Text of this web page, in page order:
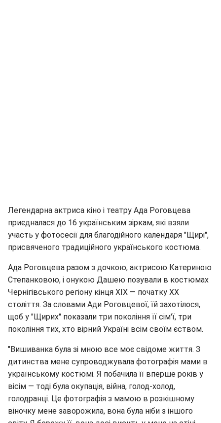
Легендарна актриса кіно і театру Ада Роговцева
приєдналася до 16 українським зіркам, які взяли
участь у фотосесії для благодійного календаря "Щирі",
присвяченого традиційного українського костюма.
Ада Роговцева разом з дочкою, актрисою Катериною
Степанковою, і онукою Дашею позували в костюмах
Чернігівського регіону кінця XIX ― початку ХХ
століття. За словами Ади Роговцевої, їй захотілося,
щоб у "Щирих" показали три покоління її сім'ї, три
покоління тих, хто вірний Україні всім своїм єством.
"Вишиванка була зі мною все моє свідоме життя. З
дитинства мене супроводжувала фотографія мами в
українському костюмі. Я побачила її вперше років у
вісім ― тоді була окупація, війна, голод-холод,
голодранці. Це фотографія з мамою в розкішному
віночку мене заворожила, вона була ніби з іншого